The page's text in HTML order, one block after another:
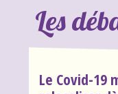
Les
Le Covid-19